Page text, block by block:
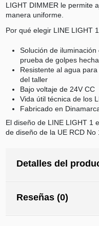
LIGHT DIMMER le permite
manera uniforme.
Por qué elegir LINE LIGHT 1
Solución de
prueba de golpes
Resistente al agua
del taller
Bajo voltaje de 24V CC
Vida útil técnica de los
Fabricado en
El diseño de LINE LIGHT 1
de diseño de la UE RCD No
Detalles del
Reseñas (0)